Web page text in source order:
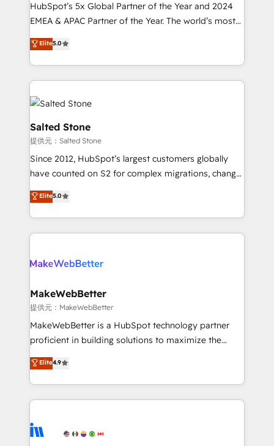
HubSpot’s 5x Global Partner of the Year and 2024
EMEA & APAC Partner of the Year. The world’s most
experienced and fully accredited HubSpot Solutions
Partner. 🚀 With 2,750+ HubSpot projects delivered
and 370+ specialists across EMEA, APAC and NAM,
we de-risk complex CRM programmes and
accelerate ROI across every HubSpot Hub. 🧭 From
multi-region migrations to AI-powered automation,
we turn complexity into clarity, human at global
scale. 🏆 HubSpot’s CEO called us “the partner of the
future.” Others agree it is proof of trust built through
measurable impact.
Elite5.0
Salted Stone
提供元：Salted Stone
Since 2012, HubSpot’s largest customers globally
have counted on S2 for complex migrations, change
management, systems integration, and creative
solutions that deliver measurable impact and
transform brand experiences As one of the few full-
service creative agencies in the HubSpot
winning design to build scalable, globally
marketing campaigns, & RevOps frameworks that
fuel long-term success We connect the entire
customer lifecycle through seamless integrations,
ensure long-term adoption with change-
and service to drive sustainable growth With 6 key
HubSpot accreditations and experience across
teams has worked with clients just like you Let’s
explore whether S2 is the partner you’ve been
Elite5.0
MakeWebBetter
提供元：MakeWebBetter
MakeWebBetter is a HubSpot technology partner
proficient in building solutions to maximize the
operational efficiency of HubSpot. The fastest-
growing tech-enabler & facilitator, MakeWebBetter,
hands you the blend of HubSpot expertise &
eminent solutions & integrations. Trust us to
Elite Partners with 10+ years of HubSpot experience
Elite4.9